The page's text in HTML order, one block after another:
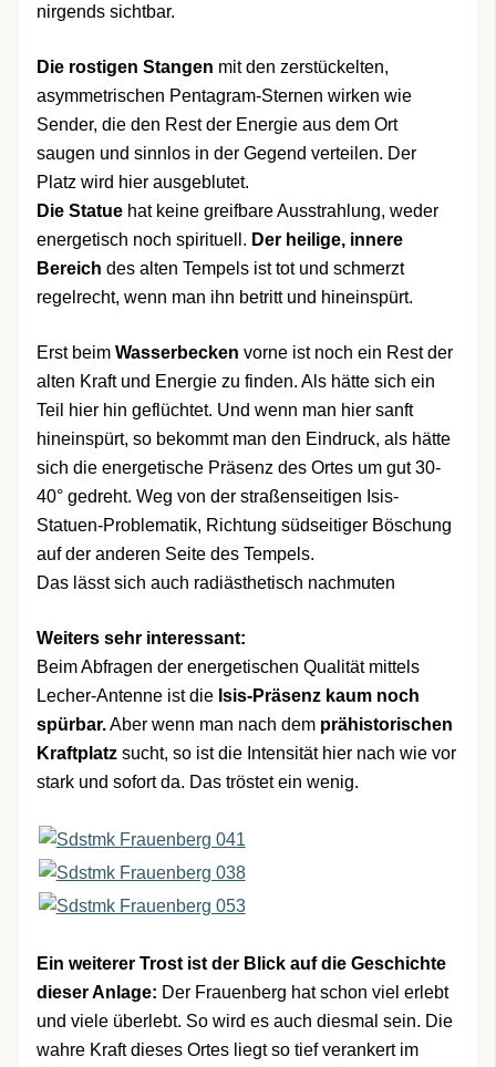
nirgends sichtbar.
Die rostigen Stangen mit den zerstückelten,
asymmetrischen Pentagram-Sternen wirken wie
Sender, die den Rest der Energie aus dem Ort
saugen und sinnlos in der Gegend verteilen. Der
Platz wird hier ausgeblutet.
Die Statuehat keine greifbare Ausstrahlung, weder
energetisch noch spirituell. Der heilige, innere
Bereich des alten Tempels ist tot und schmerzt
regelrecht, wenn man ihn betritt und hineinspürt.
Erst beim Wasserbecken vorne ist noch ein Rest der
alten Kraft und Energie zu finden. Als hätte sich ein
Teil hier hin geflüchtet. Und wenn man hier sanft
hineinspürt, so bekommt man den Eindruck, als hätte
sich die energetische Präsenz des Ortes um gut 30-
40° gedreht. Weg von der straßenseitigen Isis-
Statuen-Problematik, Richtung südseitiger Böschung
auf der anderen Seite des Tempels.
Das lässt sich auch radiästhetisch nachmuten
Weiters sehr interessant:
Beim Abfragen der energetischen Qualität mittels
Lecher-Antenne ist dieIsis-Präsenz kaum noch
spürbar.Aber wenn man nach dem prähistorischen
Kraftplatzsucht, so ist die Intensität hier nach wie vor
stark und sofort da. Das tröstet ein wenig.
Ein weiterer Trost ist der Blick auf die Geschichte
dieser Anlage: Der Frauenberg hat schon viel erlebt
und viele überlebt. So wird es auch diesmal sein. Die
wahre Kraft dieses Ortes liegt so tief verankert im